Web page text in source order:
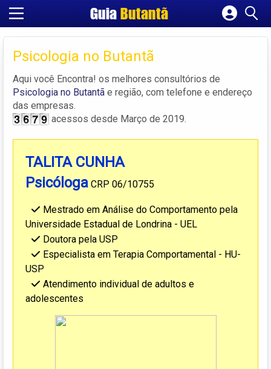
GuiaButantã
Cadastrar empresa
Fazer login
Criar conta
Psicologia no Butantã
Aqui você Encontra! os melhores consultórios de
Psicologia no Butantã e região, com telefone e endereço
das empresas.
acessos desde Março de 2019.
TALITA CUNHA
Psicóloga CRP 06/10755
Mestrado em Análise do Comportamento pela
Universidade Estadual de Londrina - UEL
Doutora pela USP
Especialista em Terapia Comportamental - HU-
USP
Atendimento individual de adultos e
adolescentes